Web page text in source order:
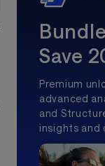
Save
Premium
advanced
and
insights and